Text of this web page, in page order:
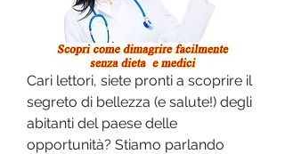
Cari lettori, siete pronti a scoprire il
segreto di bellezza (e salute!) degli
abitanti del paese delle
opportunità? Stiamo parlando